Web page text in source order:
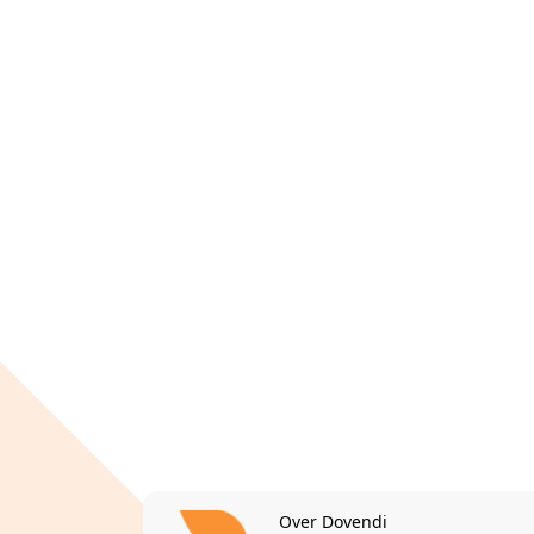
Over Dovendi